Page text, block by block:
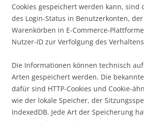
Cookies gespeichert werden kann, sind
des Login-Status in Benutzerkonten,
Warenkörben in E-Commerce-
Nutzer-ID zur Verfolgung des
Die Informationen können technisch
Arten gespeichert werden. Die
dafür sind HTTP-Cookies und Cookie-
wie der lokale Speicher, der
IndexedDB. Jede Art der Speicherung